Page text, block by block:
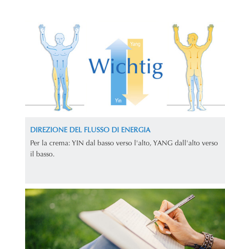
DIREZIONE DEL FLUSSO DI ENERGIA
Per la crema: YIN dal basso verso l'alto, YANG dall'alto verso
il basso.